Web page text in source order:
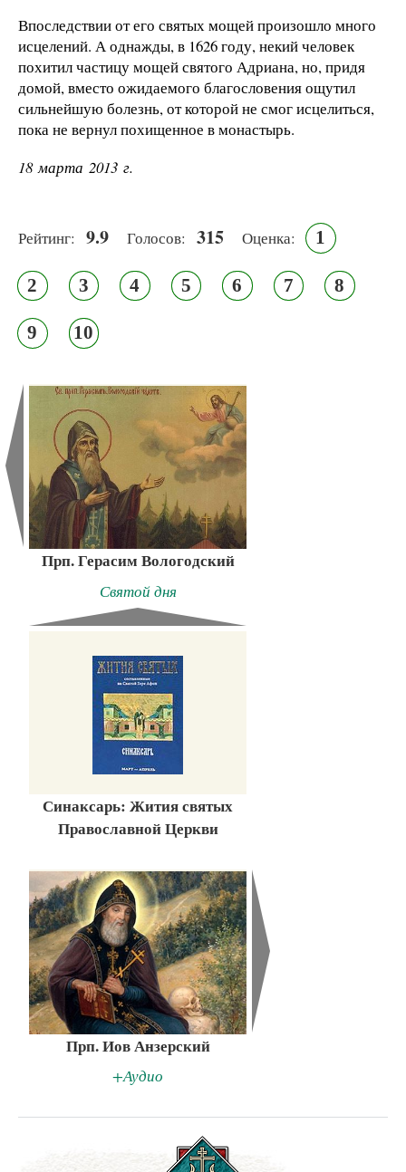
Впоследствии от его святых мощей произошло много
исцелений. А однажды, в 1626 году, некий человек
похитил частицу мощей святого Адриана, но, придя
домой, вместо ожидаемого благословения ощутил
сильнейшую болезнь, от которой не смог исцелиться,
пока не вернул похищенное в монастырь.
18 марта 2013 г.
Рейтинг: 9.9 Голосов: 315 Оценка: 1
2 3 4 5 6 7 8
9 10
Прп. Герасим Вологодский
Святой дня
Синаксарь: Жития святых
Православной Церкви
Прп. Иов Анзерский
+Аудио